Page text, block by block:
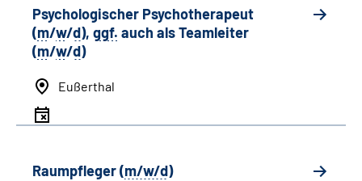
Psychologischer Psychotherapeut
(m/w/d), ggf. auch alsTeamleiter
(m/w/d)
Eußerthal
Raumpfleger (m/w/d)